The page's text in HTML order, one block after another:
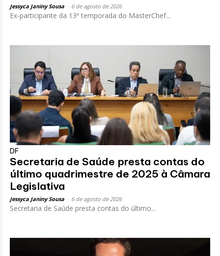
Jessyca Janiny Sousa 6 de agosto de 2026
Ex-participante da 13ª temporada do MasterChef...
DF
Secretaria de Saúde presta contas do
último quadrimestre de 2025 à Câmara
Legislativa
Jessyca Janiny Sousa 6 de agosto de 2026
Secretaria de Saúde presta contas do último...